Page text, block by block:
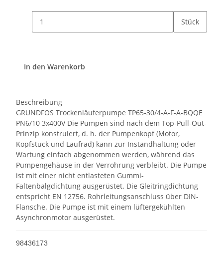
Stück
In den Warenkorb
Beschreibung
GRUNDFOS Trockenläuferpumpe TP65-30/4-A-F-A-BQQE
PN6/10 3x400V Die Pumpen sind nach dem Top-Pull-Out-
Prinzip konstruiert, d. h. der Pumpenkopf (Motor,
Kopfstück und Laufrad) kann zur Instandhaltung oder
Wartung einfach abgenommen werden, während das
Pumpengehäuse in der Verrohrung verbleibt. Die Pumpe
ist mit einer nicht entlasteten Gummi-
Faltenbalgdichtung ausgerüstet. Die Gleitringdichtung
entspricht EN 12756. Rohrleitungsanschluss über DIN-
Flansche. Die Pumpe ist mit einem lüftergekühlten
Asynchronmotor ausgerüstet.
98436173